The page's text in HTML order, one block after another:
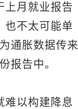
上月就业报告
也不太可能单
通胀数据传来
报告中。
难以构建降息